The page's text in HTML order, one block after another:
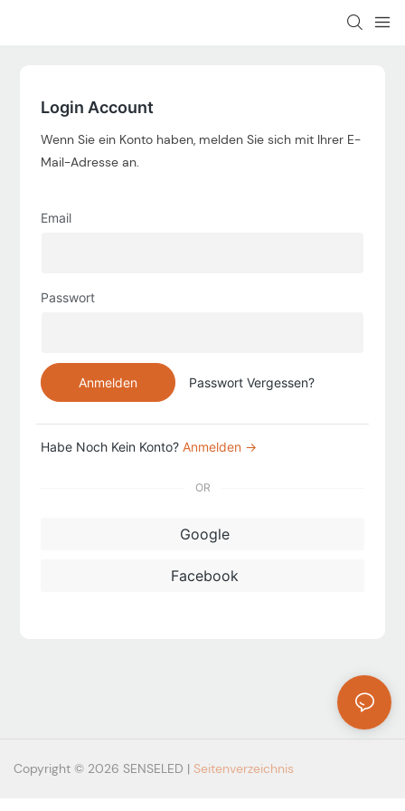
Login Account
Wenn Sie ein Konto haben, melden Sie sich mit Ihrer E-
Mail-Adresse an.
Email
Passwort
Anmelden Passwort Vergessen?
Habe Noch Kein Konto? Anmelden →
OR
Google
Facebook
Copyright © 2026 SENSELED | Seitenverzeichnis